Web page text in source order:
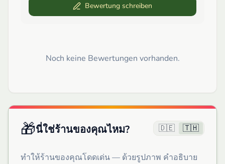
Bewertung schreiben
Noch keine Bewertungen vorhanden.
🎁นี่ใช่ร้านของคุณไหม? 🇩🇪 🇹🇭
ทำให้ร้านของคุณโดดเด่น — ด้วยรูปภาพ คำอธิบาย